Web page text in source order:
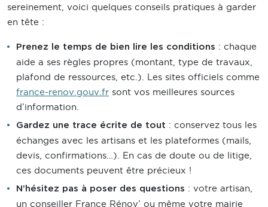
sereinement, voici quelques conseils pratiques à garder
en tête :
Prenez le temps de bien lire les conditions : chaque
aide a ses règles propres (montant, type de travaux,
plafond de ressources, etc.). Les sites officiels comme
france-renov.gouv.fr sont vos meilleures sources
d’information.
Gardez une trace écrite de tout : conservez tous les
échanges avec les artisans et les plateformes (mails,
devis, confirmations…). En cas de doute ou de litige,
ces documents peuvent être précieux !
N’hésitez pas à poser des questions : votre artisan,
un conseiller France Rénov’ ou même votre mairie